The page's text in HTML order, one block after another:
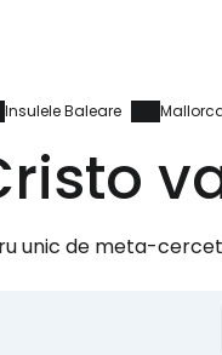
Insulele Baleare
unic de meta-